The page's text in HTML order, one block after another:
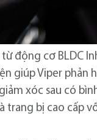
động cơ BLDC
giúp Viper phản
xóc sau có
trang bị cao cấp